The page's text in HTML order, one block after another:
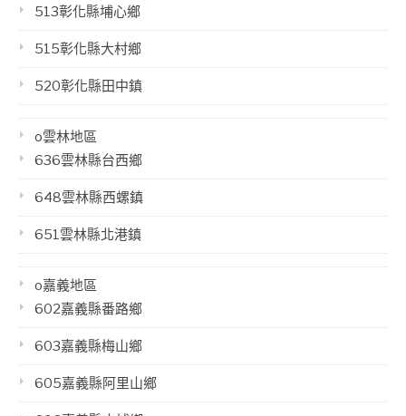
513彰化縣埔心鄉
515彰化縣大村鄉
520彰化縣田中鎮
o雲林地區
636雲林縣台西鄉
648雲林縣西螺鎮
651雲林縣北港鎮
o嘉義地區
602嘉義縣番路鄉
603嘉義縣梅山鄉
605嘉義縣阿里山鄉